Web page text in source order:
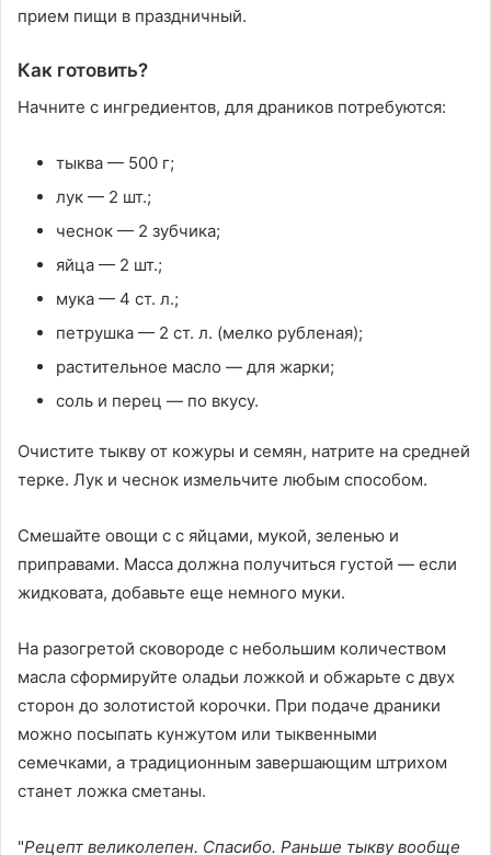
прием пищи в праздничный.
Как готовить?
Начните с ингредиентов, для драников потребуются:
тыква — 500 г;
лук — 2 шт.;
чеснок — 2 зубчика;
яйца — 2 шт.;
мука — 4 ст. л.;
петрушка — 2 ст. л. (мелко рубленая);
растительное масло — для жарки;
соль и перец — по вкусу.
Очистите тыкву от кожуры и семян, натрите на средней
терке. Лук и чеснок измельчите любым способом.
Смешайте овощи с с яйцами, мукой, зеленью и
приправами. Масса должна получиться густой — если
жидковата, добавьте еще немного муки.
На разогретой сковороде с небольшим количеством
масла сформируйте оладьи ложкой и обжарьте с двух
сторон до золотистой корочки. При подаче драники
можно посыпать кунжутом или тыквенными
семечками, а традиционным завершающим штрихом
станет ложка сметаны.
"Рецепт великолепен. Спасибо. Раньше тыкву вообще